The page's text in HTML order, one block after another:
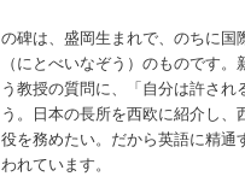
の碑は、盛岡生まれで、のちに国
（にとべいなぞう）のものです
う教授の質問に、「自分は許さ
う。日本の長所を西欧に紹介し
役を務めたい。だから英語に精通
われています。